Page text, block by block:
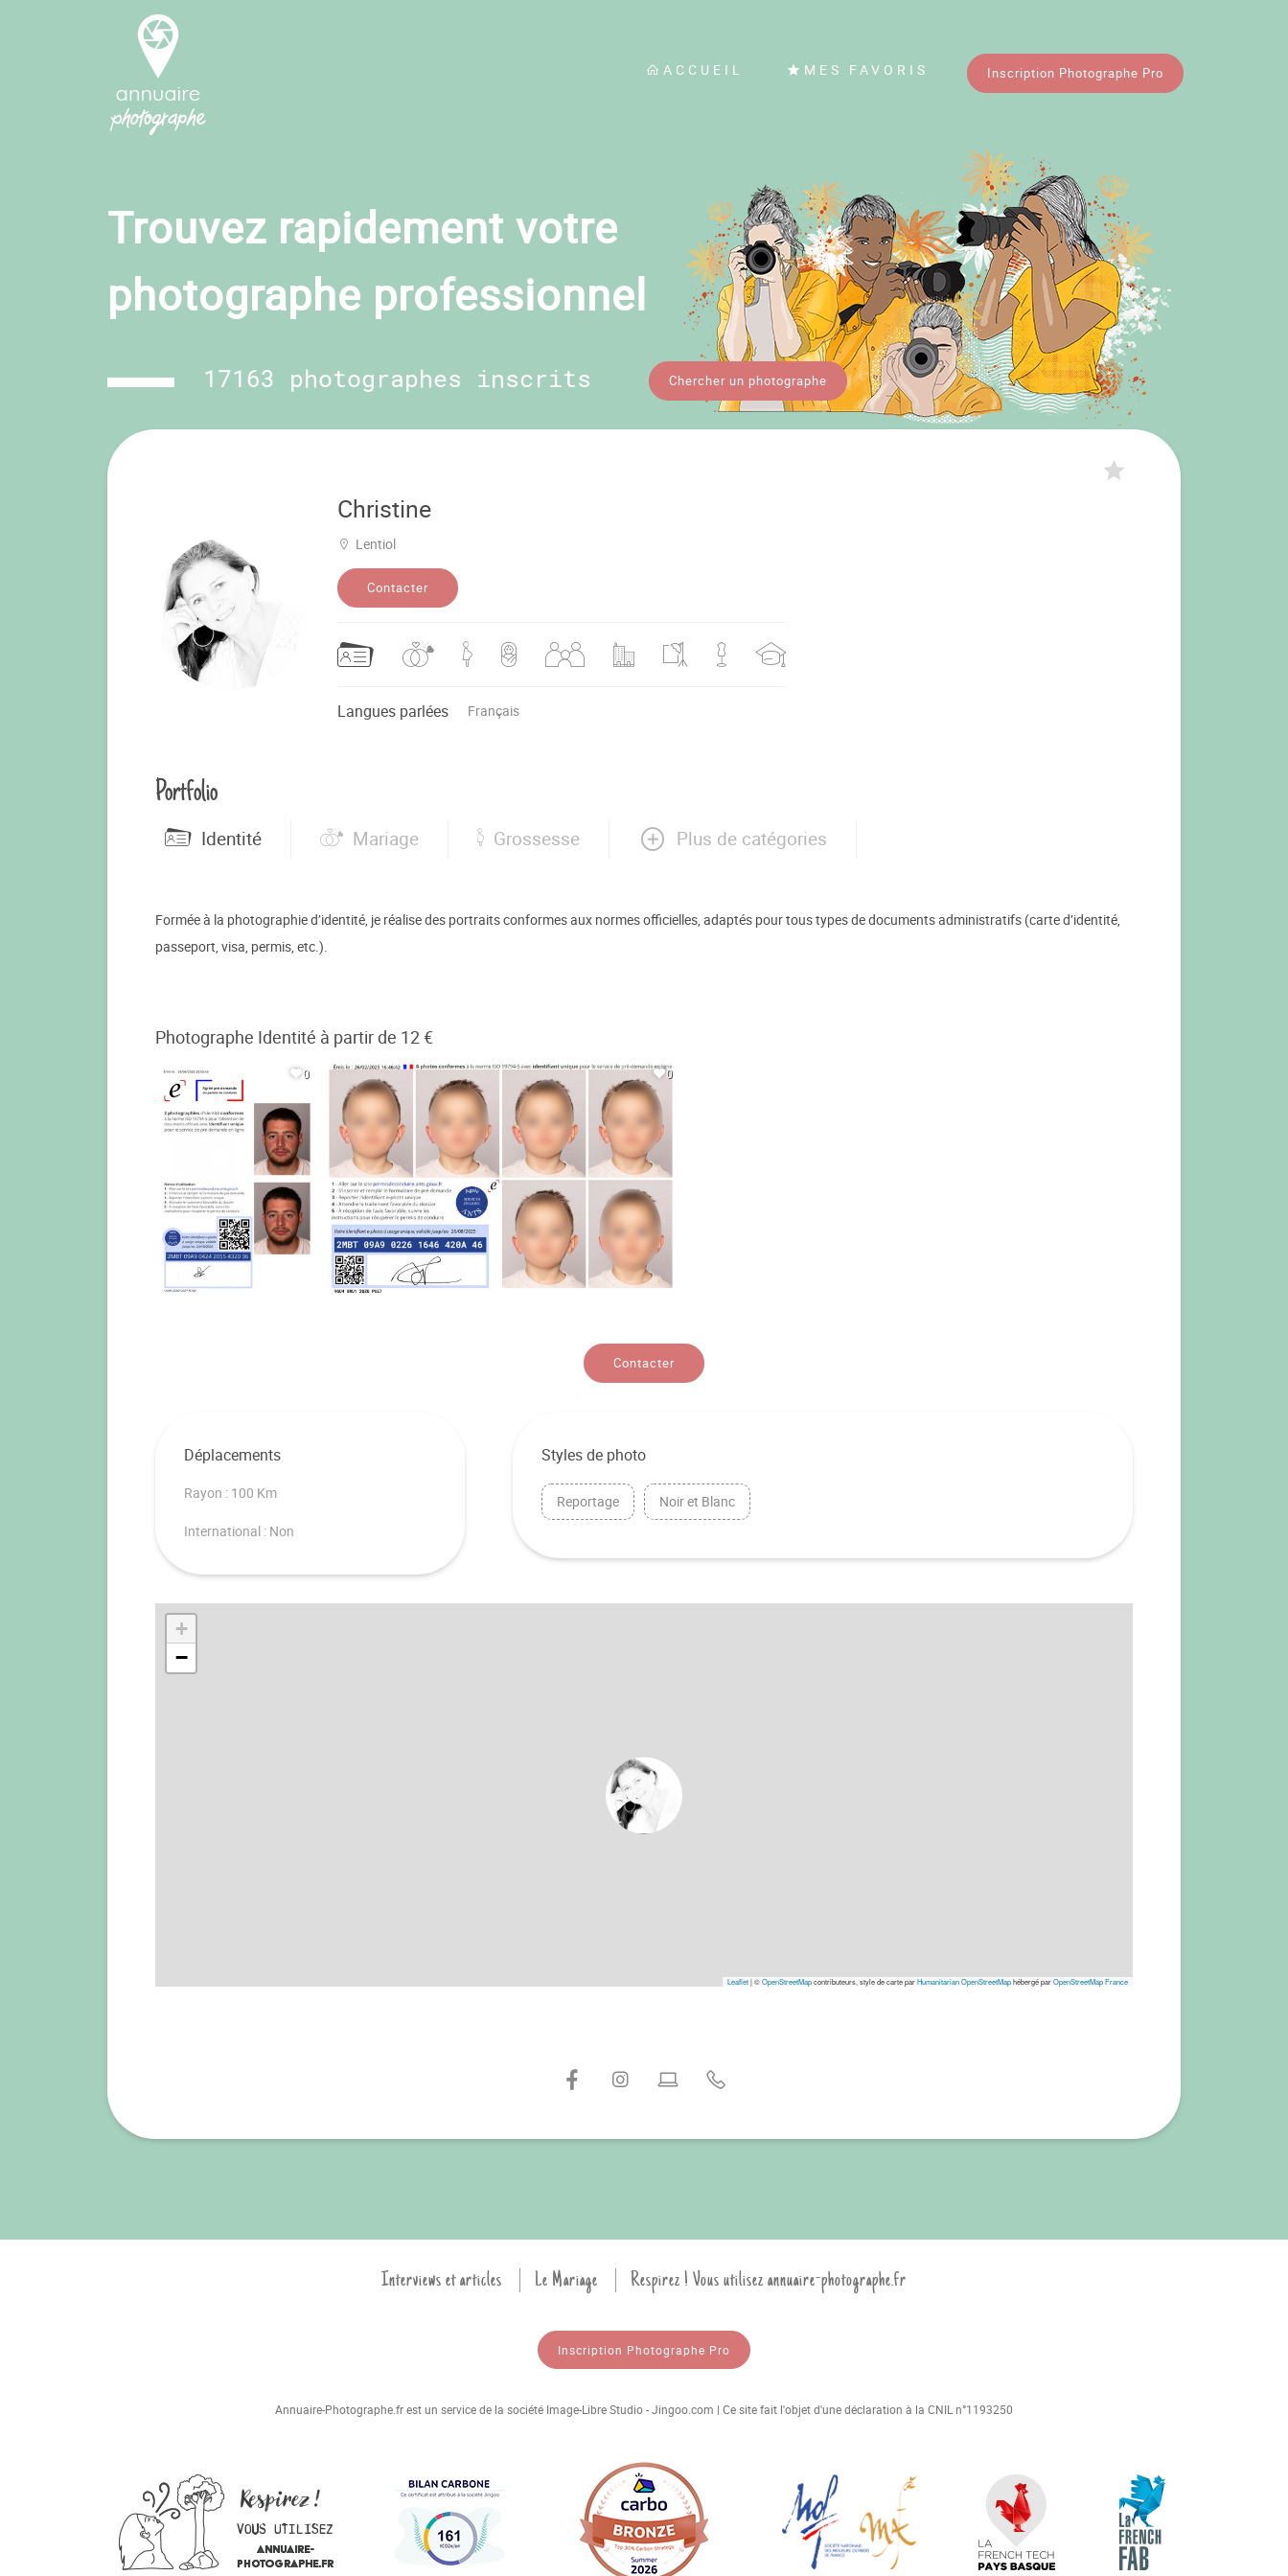
ACCUEIL MES FAVORIS Inscription Photographe Pro
Trouvez rapidement votre
photographe professionnel
17163 photographes inscrits Chercher un photographe
Christine
Lentiol
Contacter
Langues parlées Français
Portfolio
Identité Mariage Grossesse Plus de catégories
Formée à la photographie d’identité, je réalise des portraits conformes aux normes officielles, adaptés pour tous types de documents administratifs (carte d’identité,
passeport, visa, permis, etc.).
Photographe Identité à partir de 12 €
0 0
Contacter
Déplacements
Rayon : 100 Km
International : Non
Styles de photo
Reportage Noir et Blanc
+
−
Leaflet|©OpenStreetMapcontributeurs, style de carte parHumanitarian OpenStreetMaphébergé parOpenStreetMap France
Interviews et articles Le Mariage Respirez ! Vous utilisez annuaire-photographe.fr
Inscription Photographe Pro
Annuaire-Photographe.fr est un service de la société Image-Libre Studio - Jingoo.com | Ce site fait l'objet d'une déclaration à la CNIL n°1193250